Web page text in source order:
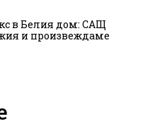
в Белия дом: САЩ
и произвеждаме